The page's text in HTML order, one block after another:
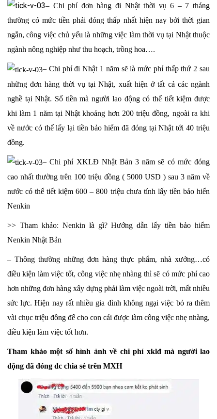
– Chi phí đơn hàng đi Nhật thời vụ 6 – 7 tháng
thường có mức tiền phải đóng thấp nhất hiện nay bởi thời gian
ngắn, công việc chủ yếu là những việc làm thời vụ tại Nhật thuộc
ngành nông nghiệp như thu hoạch, trồng hoa….
– Chi phí đi Nhật 1 năm sẽ là mức phí thấp thứ 2 sau
những đơn hàng thời vụ tại Nhật, xuất hiện ở tất cả các ngành
nghề tại Nhật. Số tiền mà người lao động có thể tiết kiệm được
khi làm 1 năm tại Nhật khoảng hơn 200 triệu đồng, ngoài ra khi
về nước có thể lấy lại tiền bảo hiểm đã đóng tại Nhật tới 40 triệu
đồng.
– Chi phí XKLĐ Nhật Bản 3 năm sẽ có mức đóng
cao nhất thường trên 100 triệu đồng ( 5000 USD ) sau 3 năm về
nước có thể tiết kiệm 600 – 800 triệu chưa tính lấy tiền bảo hiển
Nenkin
>> Tham khảo: Nenkin là gì? Hướng dẫn lấy tiền bảo hiểm
Nenkin Nhật Bản
– Thông thường những đơn hàng thực phẩm, nhà xưởng…có
điều kiện làm việc tốt, công việc nhẹ nhàng thì sẽ có mức phí cao
hơn những đơn hàng xây dựng phải làm việc ngoài trời, mất nhiều
sức lực. Hiện nay rất nhiều gia đình không ngại việc bỏ ra thêm
vài chục triệu đồng để cho con cái được làm công việc nhẹ nhàng,
điều kiện làm việc tốt hơn.
Tham khảo một số hình ảnh về chi phí xklđ mà người lao
động đã đóng đc chia sẻ trên MXH